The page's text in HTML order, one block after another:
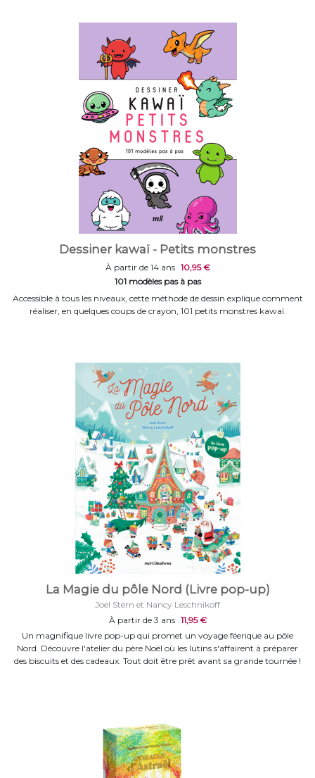
Dessiner kawaï - Petits monstres
À partir de 14 ans 10,95 €
101 modèles pas à pas
Accessible à tous les niveaux, cette méthode de dessin explique comment
réaliser, en quelques coups de crayon, 101 petits monstres kawaï.
La Magie du pôle Nord (Livre pop-up)
Joel Stern et Nancy Leschnikoff
À partir de 3 ans 11,95 €
Un magnifique livre pop-up qui promet un voyage féerique au pôle
Nord. Découvre l'atelier du père Noël où les lutins s'affairent à préparer
des biscuits et des cadeaux. Tout doit être prêt avant sa grande tournée !